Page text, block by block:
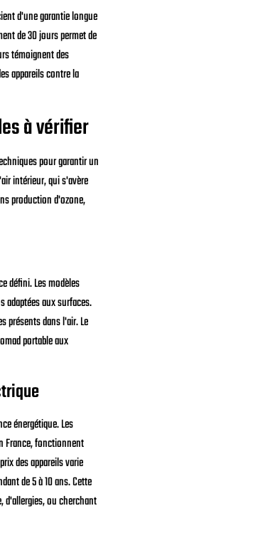
d'une garantie longue
de 30 jours permet de
témoignent des
appareils contre la
à vérifier
pour garantir un
intérieur, qui s'avère
production d'ozone,
défini. Les modèles
adaptées aux surfaces.
présents dans l'air. Le
portable aux
énergétique. Les
France, fonctionnent
des appareils varie
de 5 à 10 ans. Cette
d'allergies, ou cherchant